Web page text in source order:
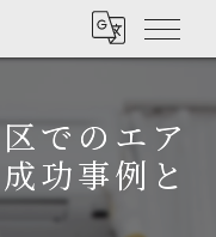
でのエア
功事例と